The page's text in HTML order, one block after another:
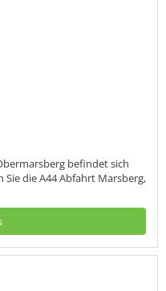
befindet sich
Sie die A44 Abfahrt Marsberg,